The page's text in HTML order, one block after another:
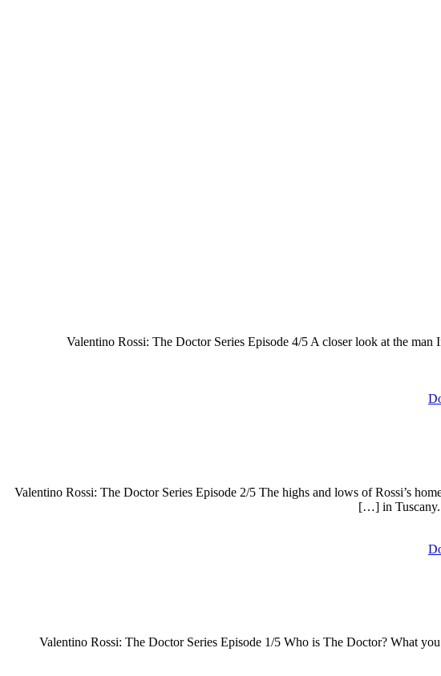
Valentino Rossi: The Doctor Series Episode 4/5 A closer look at the
Valentino Rossi: The Doctor Series Episode 2/5 The highs and lows of Rossi’s
in
Valentino Rossi: The Doctor Series Episode 1/5 Who is The Doctor? What